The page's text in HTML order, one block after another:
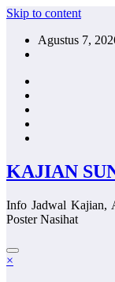
Skip to content
Agustus 7,
KAJIAN
Info Jadwal Kajian,
Poster Nasihat
×